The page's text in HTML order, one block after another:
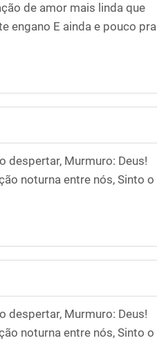
de amor mais linda que
engano E ainda e pouco pra
despertar, Murmuro: Deus!
noturna entre nós, Sinto o
despertar, Murmuro: Deus!
noturna entre nós, Sinto o